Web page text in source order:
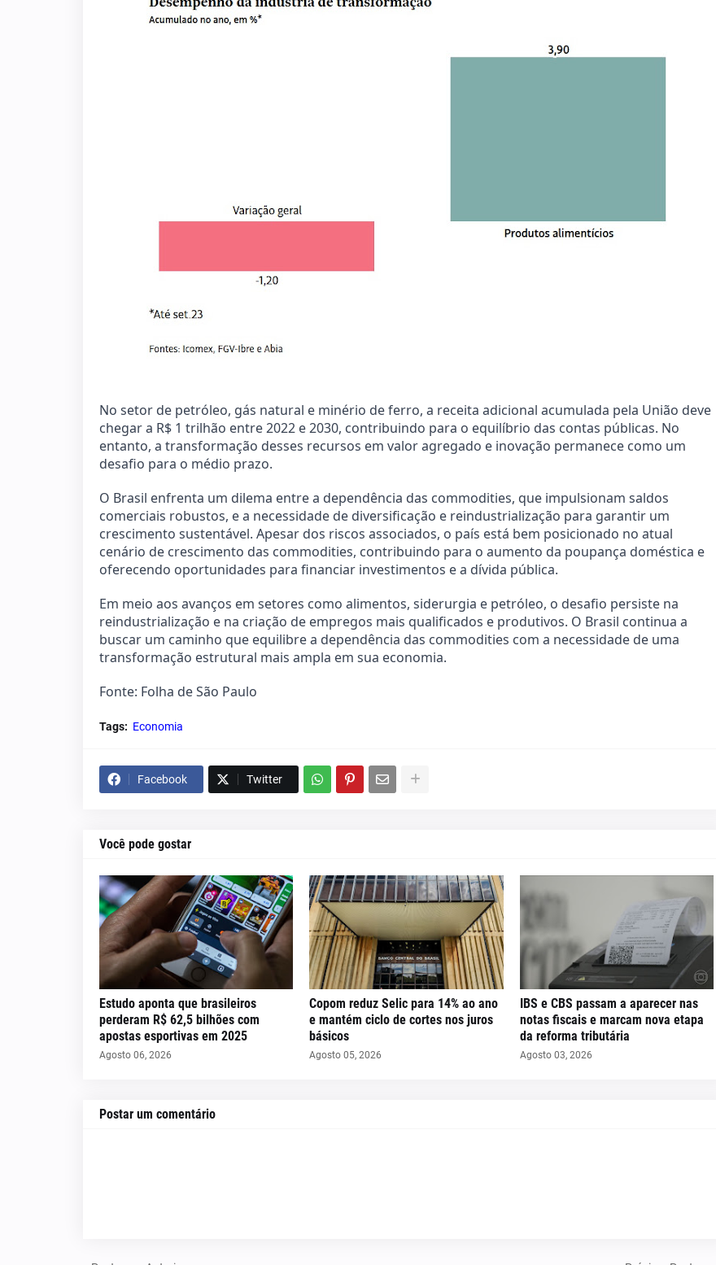
No setor de petróleo, gás natural e minério de ferro, a receita adicional acumulada pela União deve
chegar a R$ 1 trilhão entre 2022 e 2030, contribuindo para o equilíbrio das contas públicas. No
entanto, a transformação desses recursos em valor agregado e inovação permanece como um
desafio para o médio prazo.
O Brasil enfrenta um dilema entre a dependência das commodities, que impulsionam saldos
comerciais robustos, e a necessidade de diversificação e reindustrialização para garantir um
crescimento sustentável. Apesar dos riscos associados, o país está bem posicionado no atual
cenário de crescimento das commodities, contribuindo para o aumento da poupança doméstica e
oferecendo oportunidades para financiar investimentos e a dívida pública.
Em meio aos avanços em setores como alimentos, siderurgia e petróleo, o desafio persiste na
reindustrialização e na criação de empregos mais qualificados e produtivos. O Brasil continua a
buscar um caminho que equilibre a dependência das commodities com a necessidade de uma
transformação estrutural mais ampla em sua economia.
Fonte: Folha de São Paulo
Tags: Economia
Facebook Twitter
Você pode gostar
Estudo aponta que brasileiros
perderam R$ 62,5 bilhões com
apostas esportivas em 2025
Agosto 06, 2026
Copom reduz Selic para 14% ao ano
e mantém ciclo de cortes nos juros
básicos
Agosto 05, 2026
IBS e CBS passam a aparecer nas
notas fiscais e marcam nova etapa
da reforma tributária
Agosto 03, 2026
Postar um comentário